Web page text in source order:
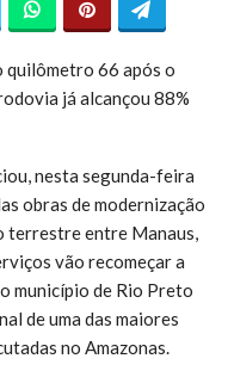
quilômetro 66 após o
já alcançou 88%
nesta segunda-feira
obras de modernização
entre Manaus,
vão recomeçar a
município de Rio Preto
de uma das maiores
no Amazonas.